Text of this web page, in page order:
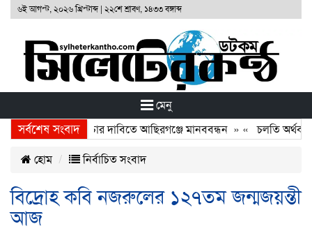
৬ই আগস্ট, ২০২৬ খ্রিস্টাব্দ| ২২শে শ্রাবণ, ১৪৩৩ বঙ্গাব্দ
মেনু
সর্বশেষ সংবাদ
হত্যাকারীদের বিচার দাবিতে আছিরগঞ্জে মানববন্ধন» «চলতি অর্থবছরেই
হোম নির্বাচিত সংবাদ
বিদ্রোহ কবি নজরুলের ১২৭তম জন্মজয়ন্তী
আজ